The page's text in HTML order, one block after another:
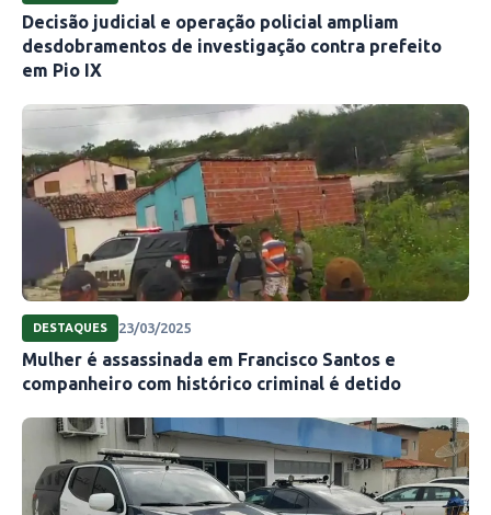
Decisão judicial e operação policial ampliam
desdobramentos de investigação contra prefeito
em Pio IX
DESTAQUES 23/03/2025
Mulher é assassinada em Francisco Santos e
companheiro com histórico criminal é detido